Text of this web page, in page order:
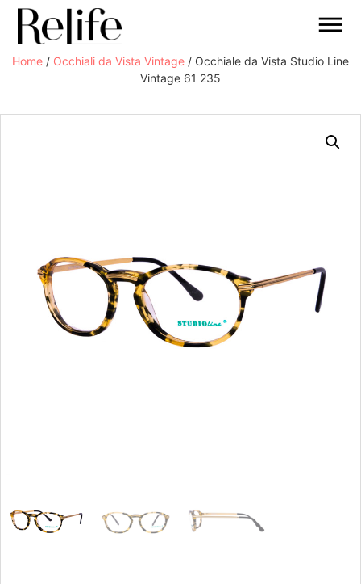
Home / Occhiali da Vista Vintage / Occhiale da Vista Studio Line
Vintage 61 235